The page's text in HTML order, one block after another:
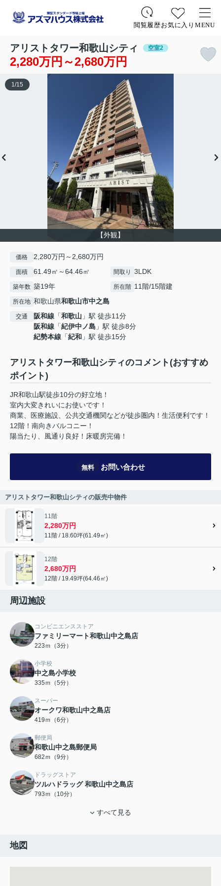
閲覧履歴お気に入り MENU
アリストタワー和歌山シティ 空室2
2,280万円～2,680万円
【外観】
1 /15
価格 2,280万円～2,680万円
面積 61.49㎡～64.46㎡ 間取り 3LDK
築年数 築19年 所在階 11階/15階建
所在地 和歌山県和歌山市中之島
交通 阪和線 「和歌山 」駅 徒歩11分
阪和線 「紀伊中ノ島 」駅 徒歩8分
紀勢本線 「紀和 」駅 徒歩15分
アリストタワー和歌山シティのコメント(おすすめ
ポイント)
JR和歌山駅徒歩10分の好立地！
室内大変きれいにお使いです！
商業、医療施設、公共交通機関などが徒歩圏内！生活便利です！
12階！南向きバルコニー！
陽当たり、風通り良好！床暖房完備！
無料 お問い合わせ
アリストタワー和歌山シティの販売中物件
11階
2,280万円
11階 / 18.60坪(61.49㎡)
12階
2,680万円
12階 / 19.49坪(64.46㎡)
周辺施設
コンビニエンスストア
ファミリーマート和歌山中之島店
223ｍ（3分）
小学校
中之島小学校
335ｍ（5分）
スーパー
オークワ和歌山中之島店
419ｍ（6分）
郵便局
和歌山中之島郵便局
682ｍ（9分）
ドラッグストア
ツルハドラッグ 和歌山中之島店
793ｍ（10分）
すべて見る
地図